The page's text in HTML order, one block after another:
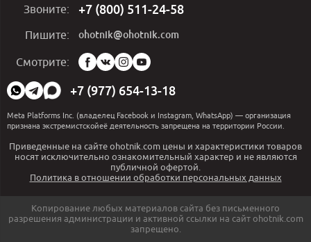
Звоните: +7 (800) 511-24-58
Пишите: ohotnik@ohotnik.com
Смотрите:
Мы
в
социальных
сетях:
+7 (977) 654-13-18
Meta Platforms Inc. (владелец Facebook и Instagram, WhatsApp) — организация
признана экстремистскойеё деятельность запрещена на территории России.
Приведенные на сайте ohotnik.com цены и характеристики товаров
носят исключительно ознакомительный характер и не являются
публичной офертой.
Политика в отношении обработки персональных данных
Копирование любых материалов сайта без письменного
разрешения администрации и активной ссылки на сайт ohotnik.com
запрещено.